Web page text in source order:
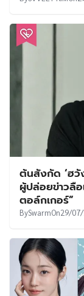
ต้นสังกัด ‘ฮวั
ผู้ปล่อยข่าวลื
ตอล์กเกอร์”
BySwarmOn29/